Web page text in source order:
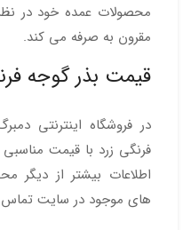
محصولات عمده خود در
مقرون به صرفه می کند.
قیمت بذر گوجه
فرنگی زرد با قیمت
اطلاعات بیشتر از دیگر
های موجود در سایت تماس